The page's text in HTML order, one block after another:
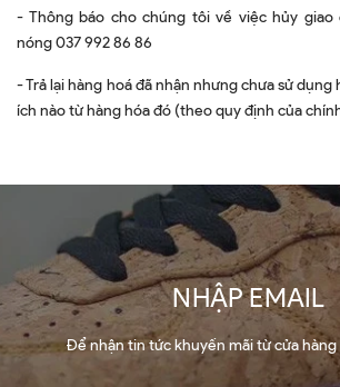
- Thông báo cho chúng tôi về việc hủy giao
nóng 037 992 86 86
- Trả lại hàng hoá đã nhận nhưng chưa sử
ích nào từ hàng hóa đó (theo quy định của
NHẬP EMAIL
Để nhận tin tức khuyến mãi từ cửa